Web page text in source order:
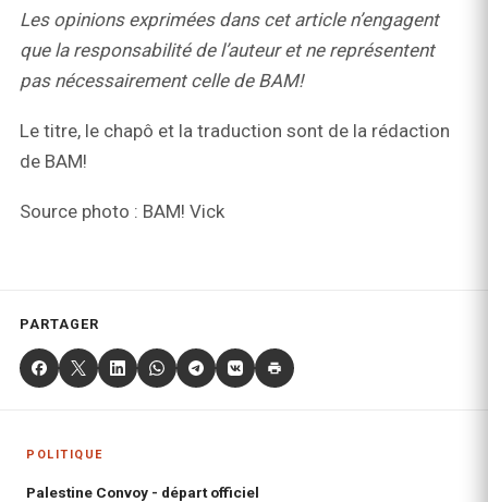
Les opinions exprimées dans cet article n’engagent
que la responsabilité de l’auteur et ne représentent
pas nécessairement celle de BAM!
Le titre, le chapô et la traduction sont de la rédaction
de BAM!
Source photo : BAM! Vick
PARTAGER
POLITIQUE
Palestine Convoy - départ officiel